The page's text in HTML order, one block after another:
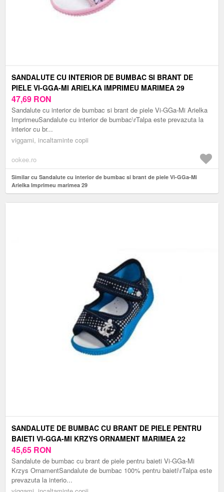
SANDALUTE CU INTERIOR DE BUMBAC SI BRANT DE
PIELE VI-GGA-MI ARIELKA IMPRIMEU MARIMEA 29
47,69 RON
Sandalute cu interior de bumbac si brant de piele Vi-GGa-Mi Arielka
ImprimeuSandalute cu interior de bumbac\rTalpa este prevazuta la
interior cu br...
viggami, incaltaminte copii
ookee.ro
Similar cu Sandalute cu interior de bumbac si brant de piele Vi-GGa-Mi
Arielka Imprimeu marimea 29
SANDALUTE DE BUMBAC CU BRANT DE PIELE PENTRU
BAIETI VI-GGA-MI KRZYS ORNAMENT MARIMEA 22
45,65 RON
Sandalute de bumbac cu brant de piele pentru baieti Vi-GGa-Mi
Krzys OrnamentSandalute de bumbac 100% pentru baieti\rTalpa este
prevazuta la interio...